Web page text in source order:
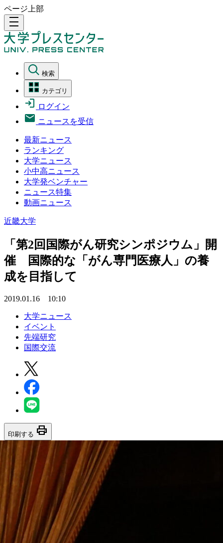
ページ上部
density_medium
検索
カテゴリ
ログイン
ニュースを受信
最新ニュース
ランキング
大学ニュース
小中高ニュース
大学発ベンチャー
ニュース特集
動画ニュース
近畿大学
「第2回国際がん研究シンポジウム」開
催 国際的な「がん専門医療人」の養
成を目指して
2019.01.16 10:10
大学ニュース
イベント
先端研究
国際交流
印刷する print